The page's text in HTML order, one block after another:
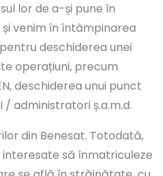
lor de a-și pune în
venim în întâmpinarea
deschiderea unei
operațiuni, precum
deschiderea unui punct
/ administratori ș.a.m.d.
din Benesat. Totodată,
să înmatriculeze